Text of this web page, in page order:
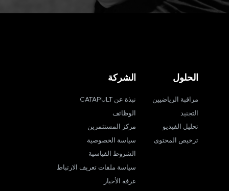
الحلول
مراقبة الرياضيين
التجنيد
تحليل الفيديو
ترخيص المحتوى
الشركة
نبذة عن CATAPULT
الوظائف
مركز المستثمرين
سياسة الخصوصية
الشروط القياسية
سياسة ملفات تعريف الارتباط
غرفة الأخبار